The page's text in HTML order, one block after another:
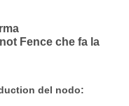
Fence che fa la
del nodo: